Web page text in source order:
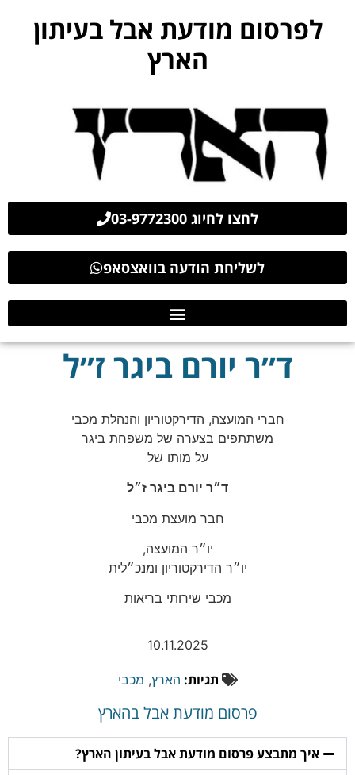
לפרסום מודעת אבל בעיתון
הארץ
לחצו לחיוג 03-9772300
לשליחת הודעה בוואצסאפ
ד״ר יורם ביגר ז״ל
חברי המועצה, הדירקטוריון והנהלת מכבי
משתתפים בצערה של משפחת ביגר
על מותו של
ד״ר יורם ביגר ז״ל
חבר מועצת מכבי
יו״ר המועצה,
יו״ר הדירקטוריון ומנכ״לית
מכבי שירותי בריאות
10.11.2025
תגיות: הארץ, מכבי
פרסום מודעת אבל בהארץ
איך מתבצע פרסום מודעת אבל בעיתון הארץ?